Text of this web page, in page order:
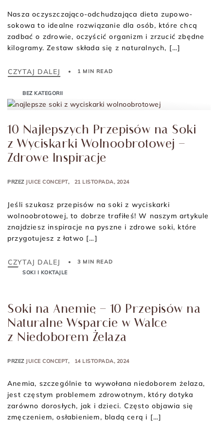
Nasza oczyszczająco-odchudzająca dieta zupowo-
sokowa to idealne rozwiązanie dla osób, które chcą
zadbać o zdrowie, oczyścić organizm i zrzucić zbędne
kilogramy. Zestaw składa się z naturalnych, […]
CZYTAJ DALEJ 1 MIN READ
BEZ KATEGORII
10 Najlepszych Przepisów na Soki
z Wyciskarki Wolnoobrotowej –
Zdrowe Inspiracje
PRZEZ JUICE CONCEPT 21 LISTOPADA, 2024
Jeśli szukasz przepisów na soki z wyciskarki
wolnoobrotowej, to dobrze trafiłeś! W naszym artykule
znajdziesz inspiracje na pyszne i zdrowe soki, które
przygotujesz z łatwo […]
CZYTAJ DALEJ
3 MIN READ
SOKI I KOKTAJLE
Soki na Anemię – 10 Przepisów na
Naturalne Wsparcie w Walce
z Niedoborem Żelaza
PRZEZ JUICE CONCEPT 14 LISTOPADA, 2024
Anemia, szczególnie ta wywołana niedoborem żelaza,
jest częstym problemem zdrowotnym, który dotyka
zarówno dorosłych, jak i dzieci. Często objawia się
zmęczeniem, osłabieniem, bladą cerą i […]